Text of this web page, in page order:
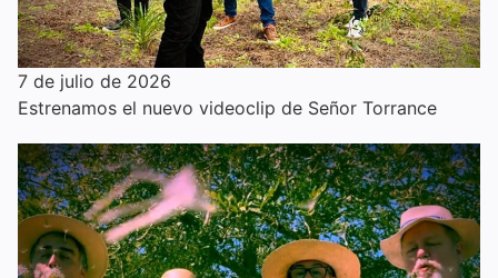
7 de julio de 2026
Estrenamos el nuevo videoclip de Señor Torrance